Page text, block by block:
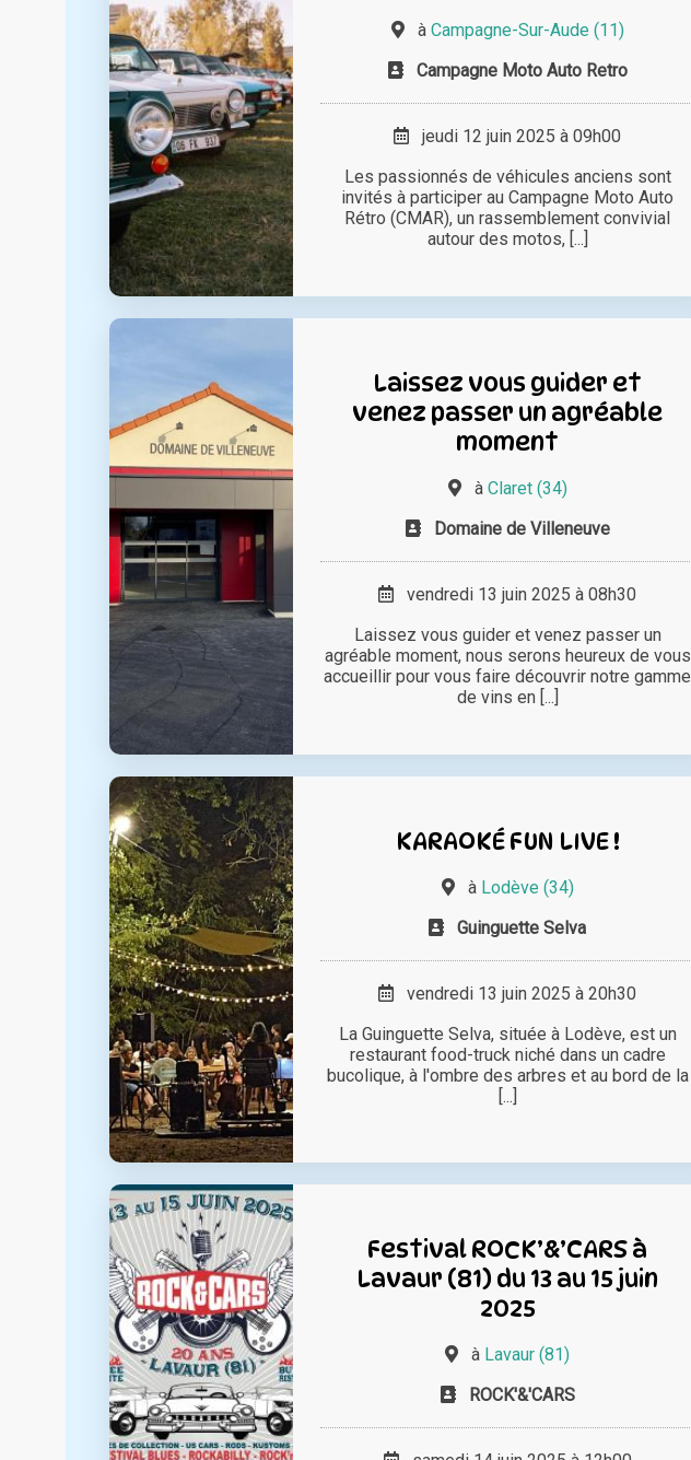
à Campagne-Sur-Aude (11)
Campagne Moto Auto Retro
jeudi 12 juin 2025 à 09h00
Les passionnés de véhicules anciens sont
invités à participer au Campagne Moto Auto
Rétro (CMAR), un rassemblement convivial
autour des motos, [...]
Laissez vous guider et
venez passer un agréable
moment
à Claret (34)
Domaine de Villeneuve
vendredi 13 juin 2025 à 08h30
Laissez vous guider et venez passer un
agréable moment, nous serons heureux de vous
accueillir pour vous faire découvrir notre gamme
de vins en [...]
KARAOKÉ FUN LIVE !
à Lodève (34)
Guinguette Selva
vendredi 13 juin 2025 à 20h30
La Guinguette Selva, située à Lodève, est un
restaurant food-truck niché dans un cadre
bucolique, à l'ombre des arbres et au bord de la
[...]
Festival ROCK’&’CARS à
Lavaur (81) du 13 au 15 juin
2025
à Lavaur (81)
ROCK'&'CARS